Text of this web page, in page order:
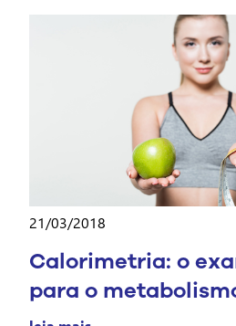
21/03/2018
Calorimetria: o
para o